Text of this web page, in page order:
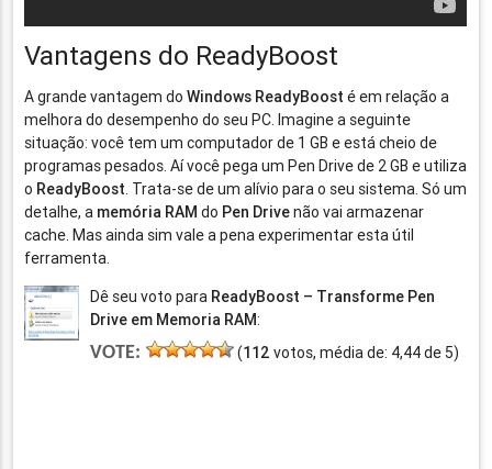
Vantagens do ReadyBoost
A grande vantagem doWindows ReadyBoost é em relação a
melhora do desempenho do seu PC. Imagine a seguinte
situação: você tem um computador de 1 GB e está cheio de
programas pesados. Aí você pega um Pen Drive de 2 GB e utiliza
o ReadyBoost. Trata-se de um alívio para o seu sistema. Só um
detalhe, a memória RAM do Pen Drivenão vai armazenar
cache. Mas ainda sim vale a pena experimentar esta útil
ferramenta.
Dê seu voto para ReadyBoost – Transforme Pen
Drive em Memoria RAM:
VOTE: (112 votos, média de: 4,44de 5)